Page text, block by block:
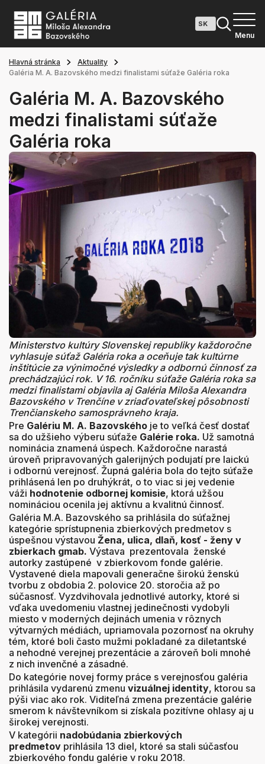
Menu
Hlavná stránka
Aktuality
Galéria M. A. Bazovského medzi finalistami súťaže Galéria roka
Galéria M. A. Bazovského
medzi finalistami súťaže
Galéria roka
Ministerstvo kultúry Slovenskej republiky každoročne
vyhlasuje súťaž Galéria roka a oceňuje tak kultúrne
inštitúcie za výnimočné výsledky a odbornú činnosť za
prechádzajúci rok. V 16. ročníku súťaže Galéria roka sa
medzi finalistami objavila ajGaléria Miloša Alexandra
Bazovského v Trenčíne v zriaďovateľskej pôsobnosti
Trenčianskeho samosprávneho kraja.
Pre Galériu M. A. Bazovského je to veľká česť dostať
sa do užšieho výberu súťaže Galérie roka. Už samotná
nominácia znamená úspech. Každoročne narastá
úroveň pripravovaných galerijných podujatí pre laickú
i odbornú verejnosť. Župná galéria bola do tejto súťaže
prihlásená len po druhýkrát, o to viac si jej vedenie
váži hodnotenie odbornej komisie, ktorá užšou
nomináciou ocenila jej aktívnu a kvalitnú činnosť.
Galéria M.A. Bazovského sa prihlásila do súťažnej
kategórie sprístupnenia zbierkových predmetov s
úspešnou výstavou Žena, ulica, dlaň, kosť - ženy v
zbierkach gmab. Výstava prezentovala ženské
autorky zastúpené v zbierkovom fonde galérie.
Vystavené diela mapovali generačne širokú ženskú
tvorbu z obdobia 2. polovice 20. storočia až po
súčasnosť. Vyzdvihovala jednotlivé autorky, ktoré si
vďaka uvedomeniu vlastnej jedinečnosti vydobyli
miesto v moderných dejinách umenia v rôznych
výtvarných médiách, upriamovala pozornosť na okruhy
tém, ktoré boli často mužmi pokladané za diletantské
a nehodné verejnej prezentácie a zároveň boli mnohé
z nich invenčné a zásadné.
Do kategórie novej formy práce s verejnosťou galéria
prihlásila vydarenú zmenu vizuálnej identity, ktorou sa
pýši viac ako rok. Viditeľná zmena prezentácie galérie
smerom k návštevníkom si získala pozitívne ohlasy aj u
širokej verejnosti.
V kategórii nadobúdania zbierkových
predmetov prihlásila 13 diel, ktoré sa stali súčasťou
zbierkového fondu galérie v roku 2018.